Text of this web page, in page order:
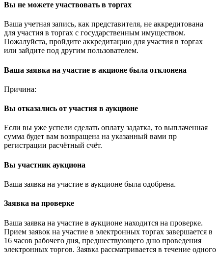
Вы не можете участвовать в торгах
Ваша учетная запись, как представителя, не аккредитована
для участия в торгах с государственным имуществом.
Пожалуйста, пройдите аккредитацию для участия в торгах
или зайдите под другим пользователем.
Ваша заявка на участие в акционе была отклонена
Причина:
Вы отказались от участия в аукционе
Если вы уже успели сделать оплату задатка, то выплаченная
сумма будет вам возвращена на указанный вами пр
регистрации расчётный счёт.
Вы участник аукциона
Ваша заявка на участие в аукционе была одобрена.
Заявка на проверке
Ваша заявка на участие в аукционе находится на проверке.
Прием заявок на участие в электронных торгах завершается в
16 часов рабочего дня, предшествующего дню проведения
электронных торгов. Заявка рассматривается в течение одного